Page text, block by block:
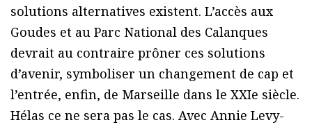
solutions alternatives existent. L’accès aux
Goudes et au Parc National des Calanques
devrait au contraire prôner ces solutions
d’avenir, symboliser un changement de cap et
l’entrée, enfin, de Marseille dans le XXIe siècle.
Hélas ce ne sera pas le cas. Avec Annie Levy-